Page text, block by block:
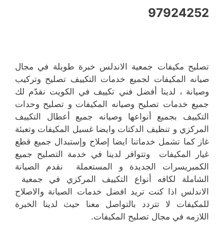
97924252
تصليح مكيفات جمعية الاندلس خبرة طويلة في مجال
صيانه المكيفات لجميع خدمات التكييف تصليح وتركيب
وصيانة ، لدينا أفضل فني تكييف في الكويت نقدّم لك
جميع خدمات تصليح وصيانه المكيفات و تصليح وحدات
التكييف بجميع أنواعها وصيانه جميع أعطال التكييف
المركزي و تنظيف الدكتات وايضا غسيل المكيفات وتعبئة
غاز كما تشمل خدماتنا ايضا إصلاح وإستبدال جميع قطع
غيار المكيفات وتتوافر لدينا في خدمة التصليح جميع
الكمبريسرات الجديدة و المستعملة نقدم الصيانة
الشاملة لكافه أنواع التكييف المركزي في جمعية
الاندلس اذا كنت تريد افضل خدمات الصيانة والاصلاح
للمكيفات لا تتردد بالتواصل معنا حيث لدينا الخبرة
اللازمه في مجال تصليح المكيفات.